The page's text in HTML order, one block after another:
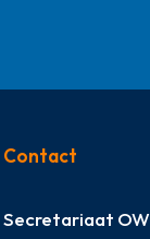
Contact
Secretariaat OW